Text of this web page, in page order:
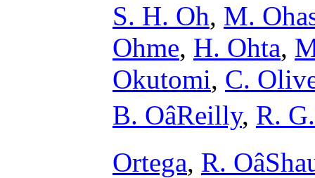
S. H. Oh, M.
Ohme, H. Ohta,
Okutomi, C.
B. OâReilly, R.
Ortega, R.